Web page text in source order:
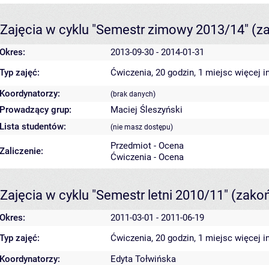
Zajęcia w cyklu "Semestr zimowy 2013/14"
Okres:
2013-09-30 - 2014-01-31
Typ zajęć:
Ćwiczenia, 20 godzin, 1 miejsc więcej
Koordynatorzy:
(brak danych)
Prowadzący grup:
Maciej Śleszyński
Lista studentów:
(nie masz dostępu)
Zaliczenie:
Przedmiot - Ocena
Ćwiczenia - Ocena
Zajęcia w cyklu "Semestr letni 2010/11"
Okres:
2011-03-01 - 2011-06-19
Typ zajęć:
Ćwiczenia, 20 godzin, 1 miejsc więcej
Koordynatorzy:
Edyta Tołwińska